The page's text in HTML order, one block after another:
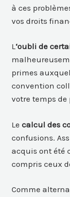
à ces
vos droits
L‘oubli de
primes
convention
votre temps de
Le calcul des
confusions.
acquis ont été
compris ceux
Comme